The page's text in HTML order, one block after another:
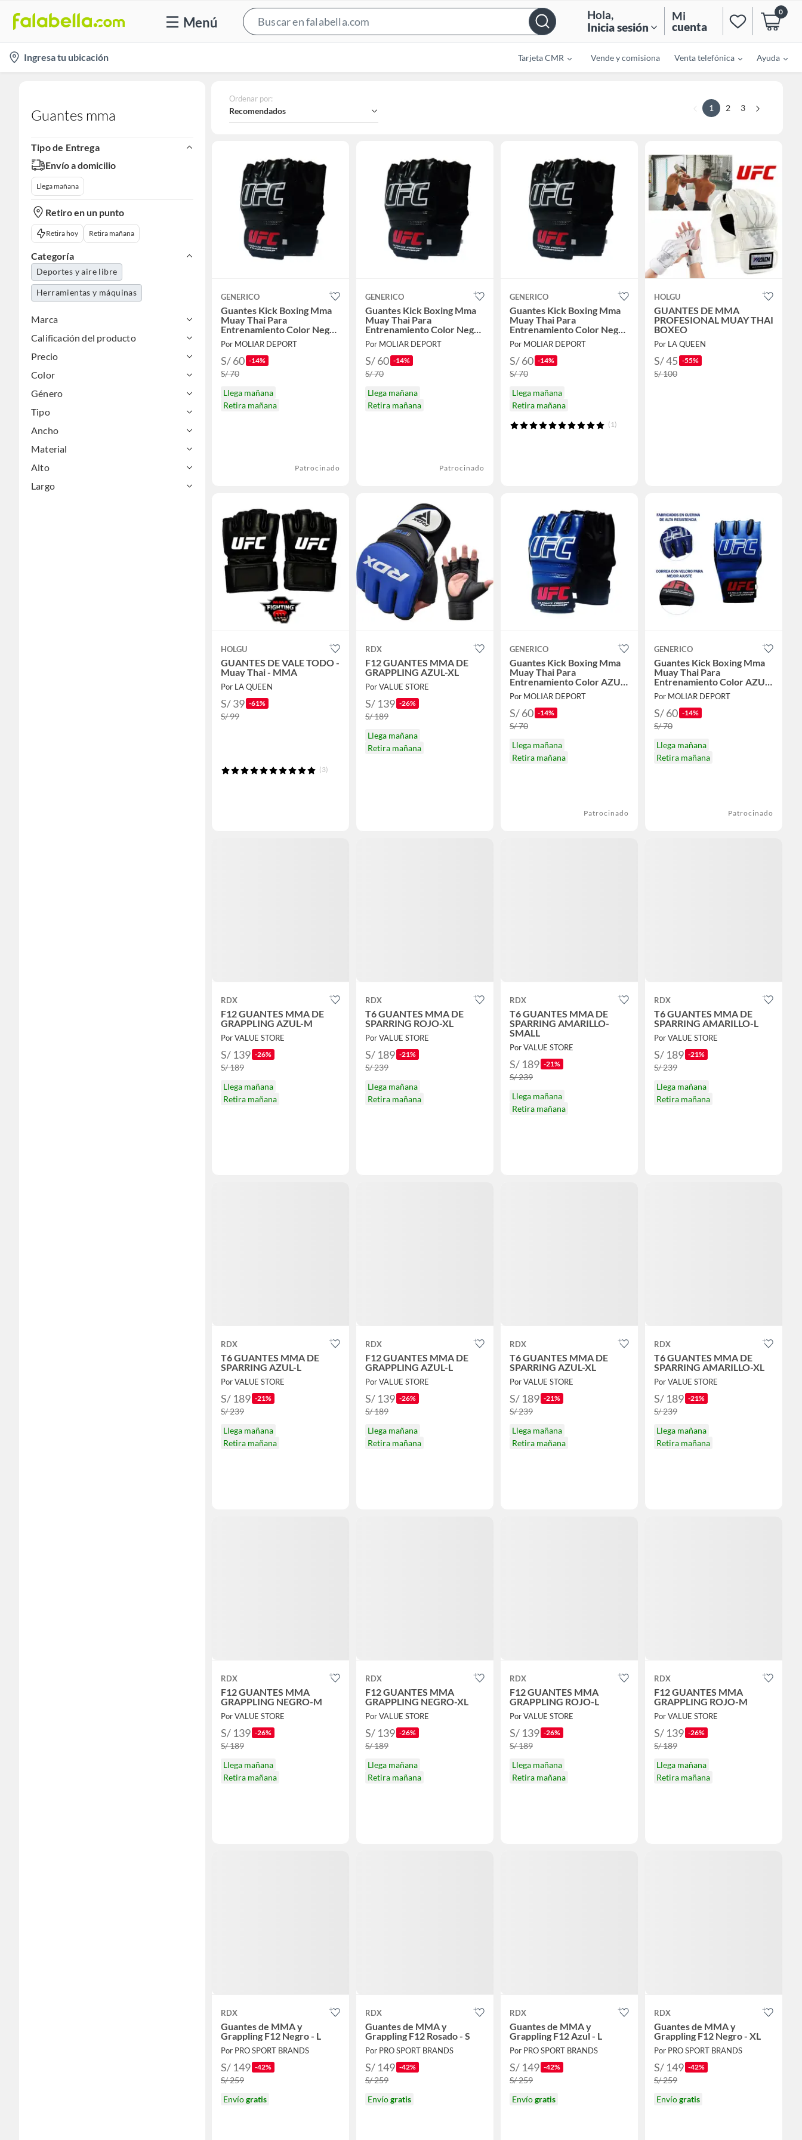
Menú
Bar
Hola,
Inicia sesión
Mi
cuenta
0
location-
icon
Ingresa tu ubicación Tarjeta CMR Vende y comisiona Venta telefónica Ayuda
Guantes mma
Tipo de Entrega
Envío a domicilio
Llega mañana
Retiro en un punto
Retira hoy Retira mañana
Categoría
Deportes y aire libre
Herramientas y máquinas
Marca
Calificación del producto
Precio
Color
Género
Tipo
Ancho
Material
Alto
Largo
Ordenar por:
Recomendados 1 2 3
GENERICO
Guantes Kick Boxing Mma
Muay Thai Para
Entrenamiento Color Negro
Talla M
Por MOLIAR DEPORT
S/ 60 -14%
S/ 70
Llega mañana
Retira mañana
Patrocinado
GENERICO
Guantes Kick Boxing Mma
Muay Thai Para
Entrenamiento Color Negro
Talla L
Por MOLIAR DEPORT
S/ 60 -14%
S/ 70
Llega mañana
Retira mañana
Patrocinado
GENERICO
Guantes Kick Boxing Mma
Muay Thai Para
Entrenamiento Color Negro
Talla M
Por MOLIAR DEPORT
S/ 60 -14%
S/ 70
Llega mañana
Retira mañana
(1)
HOLGU
GUANTES DE MMA
PROFESIONAL MUAY THAI
BOXEO
Por LA QUEEN
S/ 45 -55%
S/ 100
HOLGU
GUANTES DE VALE TODO -
Muay Thai - MMA
Por LA QUEEN
S/ 39 -61%
S/ 99
(3)
RDX
F12 GUANTES MMA DE
GRAPPLING AZUL-XL
Por VALUE STORE
S/ 139 -26%
S/ 189
Llega mañana
Retira mañana
GENERICO
Guantes Kick Boxing Mma
Muay Thai Para
Entrenamiento Color AZUL
Talla M
Por MOLIAR DEPORT
S/ 60 -14%
S/ 70
Llega mañana
Retira mañana
Patrocinado
GENERICO
Guantes Kick Boxing Mma
Muay Thai Para
Entrenamiento Color AZUL
Talla L
Por MOLIAR DEPORT
S/ 60 -14%
S/ 70
Llega mañana
Retira mañana
Patrocinado
RDX
F12 GUANTES MMA DE
GRAPPLING AZUL-M
Por VALUE STORE
S/ 139 -26%
S/ 189
Llega mañana
Retira mañana
RDX
T6 GUANTES MMA DE
SPARRING ROJO-XL
Por VALUE STORE
S/ 189 -21%
S/ 239
Llega mañana
Retira mañana
RDX
T6 GUANTES MMA DE
SPARRING AMARILLO-
SMALL
Por VALUE STORE
S/ 189 -21%
S/ 239
Llega mañana
Retira mañana
RDX
T6 GUANTES MMA DE
SPARRING AMARILLO-L
Por VALUE STORE
S/ 189 -21%
S/ 239
Llega mañana
Retira mañana
RDX
T6 GUANTES MMA DE
SPARRING AZUL-L
Por VALUE STORE
S/ 189 -21%
S/ 239
Llega mañana
Retira mañana
RDX
F12 GUANTES MMA DE
GRAPPLING AZUL-L
Por VALUE STORE
S/ 139 -26%
S/ 189
Llega mañana
Retira mañana
RDX
T6 GUANTES MMA DE
SPARRING AZUL-XL
Por VALUE STORE
S/ 189 -21%
S/ 239
Llega mañana
Retira mañana
RDX
T6 GUANTES MMA DE
SPARRING AMARILLO-XL
Por VALUE STORE
S/ 189 -21%
S/ 239
Llega mañana
Retira mañana
RDX
F12 GUANTES MMA
GRAPPLING NEGRO-M
Por VALUE STORE
S/ 139 -26%
S/ 189
Llega mañana
Retira mañana
RDX
F12 GUANTES MMA
GRAPPLING NEGRO-XL
Por VALUE STORE
S/ 139 -26%
S/ 189
Llega mañana
Retira mañana
RDX
F12 GUANTES MMA
GRAPPLING ROJO-L
Por VALUE STORE
S/ 139 -26%
S/ 189
Llega mañana
Retira mañana
RDX
F12 GUANTES MMA
GRAPPLING ROJO-M
Por VALUE STORE
S/ 139 -26%
S/ 189
Llega mañana
Retira mañana
RDX
Guantes de MMA y
Grappling F12 Negro - L
Por PRO SPORT BRANDS
S/ 149 -42%
S/ 259
Envíogratis
RDX
Guantes de MMA y
Grappling F12 Rosado - S
Por PRO SPORT BRANDS
S/ 149 -42%
S/ 259
Envíogratis
RDX
Guantes de MMA y
Grappling F12 Azul - L
Por PRO SPORT BRANDS
S/ 149 -42%
S/ 259
Envíogratis
RDX
Guantes de MMA y
Grappling F12 Negro - XL
Por PRO SPORT BRANDS
S/ 149 -42%
S/ 259
Envíogratis